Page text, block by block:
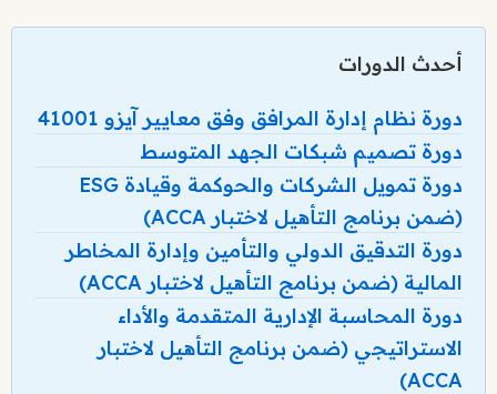
أحدث الدورات
دورة نظام إدارة المرافق وفق معايير آيزو 41001
دورة تصميم شبكات الجهد المتوسط
دورة تمويل الشركات والحوكمة وقيادة ESG
(ضمن برنامج التأهيل لاختبار ACCA)
دورة التدقيق الدولي والتأمين وإدارة المخاطر
المالية (ضمن برنامج التأهيل لاختبار ACCA)
دورة المحاسبة الإدارية المتقدمة والأداء
الاستراتيجي (ضمن برنامج التأهيل لاختبار
ACCA)